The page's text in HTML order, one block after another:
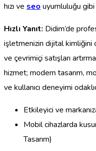
hızı ve seo uyumluluğu gibi
Hızlı Yanıt: Didim’de
işletmenizin dijital
ve çevrimiçi satışları
hizmet; modern tasarım,
ve kullanıcı deneyimi
Etkileyici ve
Mobil cihazlarda
Tasarım)